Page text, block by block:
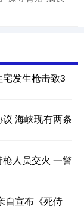
发生枪击致3
海峡现有两条
人员交火 一警
自宣布《死侍